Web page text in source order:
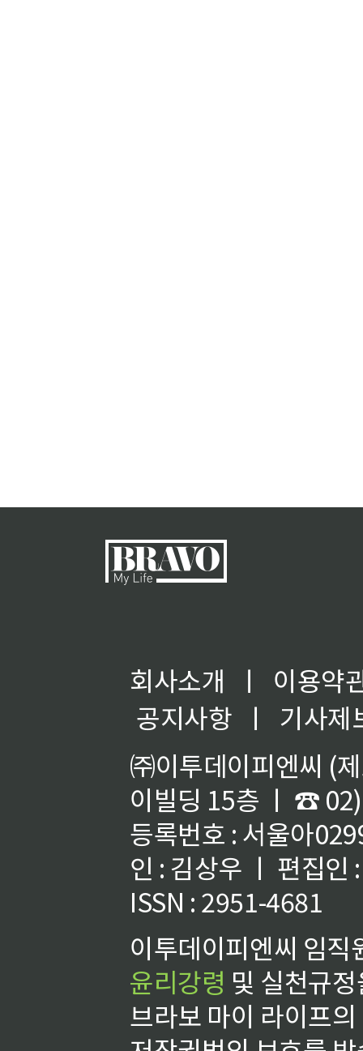
회사소개 ㅣ
이용약
공지사항
ㅣ
기사제
㈜이투데이피엔씨 (
이빌딩 15층 ㅣ ☎
등록번호 : 서울아
인 : 김상우 ㅣ 편집인
ISSN : 2951-4681
이투데이피엔씨 임
윤리강령 및 실천규
브라보 마이 라이프